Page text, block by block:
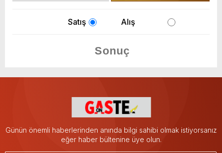
Satış Alış
Günün önemli haberlerinden anında bilgi sahibi olmak istiyorsanız
eğer haber bültenine üye olun.